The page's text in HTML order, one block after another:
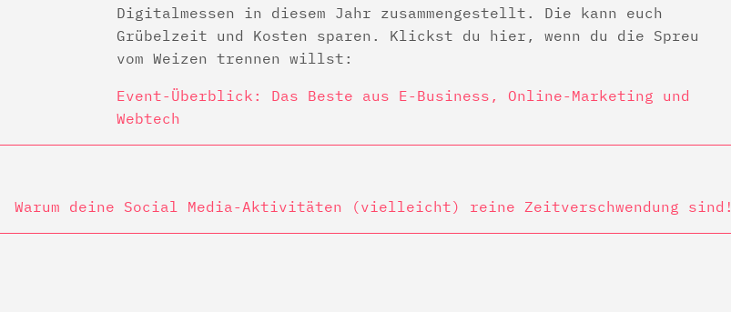
Digitalmessen in diesem Jahr zusammengestellt. Die kann euch
Grübelzeit und Kosten sparen. Klickst du hier, wenn du die Spreu
vom Weizen trennen willst:
Event-Überblick: Das Beste aus E-Business, Online-Marketing und
Webtech
Warum deine Social Media-Aktivitäten (vielleicht) reine Zeitverschwendung sind!